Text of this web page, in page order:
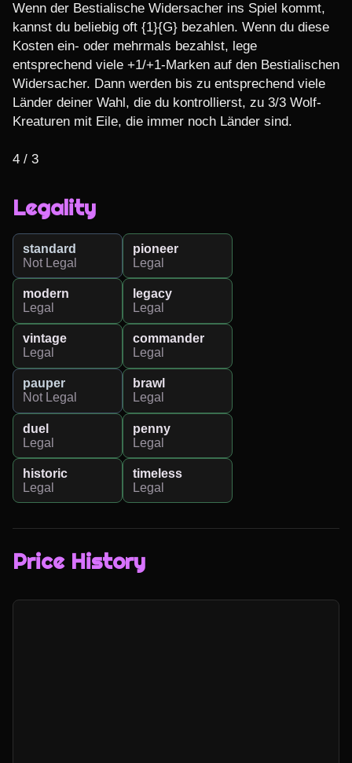
Wenn der Bestialische Widersacher ins Spiel kommt,
kannst du beliebig oft {1}{G} bezahlen. Wenn du diese
Kosten ein- oder mehrmals bezahlst, lege
entsprechend viele +1/+1-Marken auf den Bestialischen
Widersacher. Dann werden bis zu entsprechend viele
Länder deiner Wahl, die du kontrollierst, zu 3/3 Wolf-
Kreaturen mit Eile, die immer noch Länder sind.
4 / 3
Legality
standard
Not Legal
pioneer
Legal
modern
Legal
legacy
Legal
vintage
Legal
commander
Legal
pauper
Not Legal
brawl
Legal
duel
Legal
penny
Legal
historic
Legal
timeless
Legal
Price History